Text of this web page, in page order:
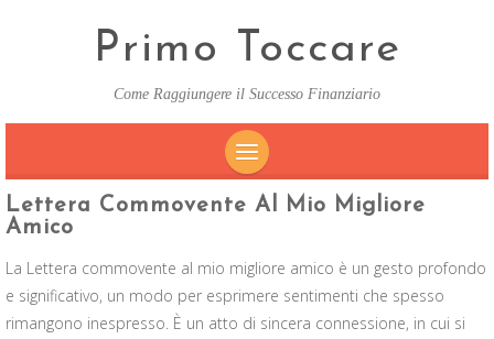
Primo Toccare
Come Raggiungere il Successo Finanziario
SKIP
Lettera Commovente Al Mio Migliore
Amico
La Lettera commovente al mio migliore amico è un gesto profondo
e significativo, un modo per esprimere sentimenti che spesso
rimangono inespresso. È un atto di sincera connessione, in cui si